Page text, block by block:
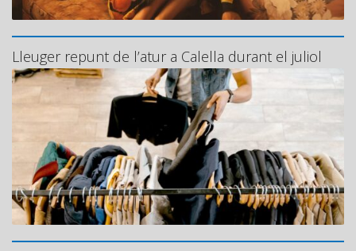
Lleuger repunt de l’atur a Calella durant el juliol